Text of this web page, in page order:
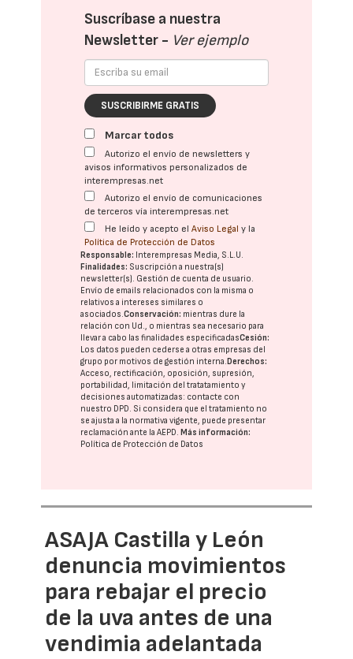
Suscríbase a nuestra
Newsletter - Ver ejemplo
SUSCRIBIRME GRATIS
Marcar todos
Autorizo el envío de newsletters y
avisos informativos personalizados de
interempresas.net
Autorizo el envío de comunicaciones
de terceros vía interempresas.net
He leído y acepto elAviso Legal y la
Política de Protección de Datos
Responsable: Interempresas Media, S.L.U.
Finalidades: Suscripción a nuestra(s)
newsletter(s). Gestión de cuenta de usuario.
Envío de emails relacionados con la misma o
relativos a intereses similares o
asociados.Conservación: mientras dure la
relación con Ud., o mientras sea necesario para
llevar a cabo las finalidades especificadasCesión:
Los datos pueden cederse a otras empresas del
grupo por motivos de gestión interna.Derechos:
Acceso, rectificación, oposición, supresión,
portabilidad, limitación del tratatamiento y
decisiones automatizadas: contacte con
nuestro DPD. Si considera que el tratamiento no
se ajusta a la normativa vigente, puede presentar
reclamación ante laAEPD.Más información:
Política de Protección de Datos
ASAJA Castilla y León
denuncia movimientos
para rebajar el precio
de la uva antes de una
vendimia adelantada